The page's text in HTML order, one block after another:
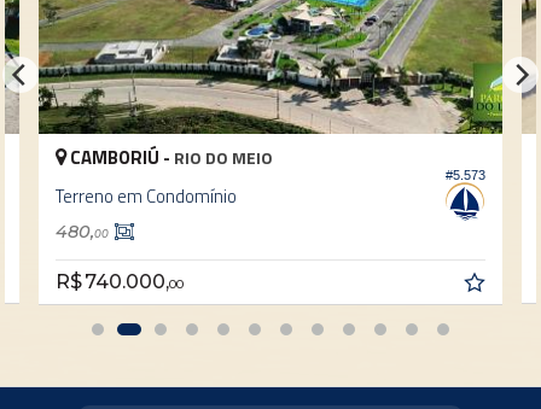
#5.573
CAMBORIÚ - RIO DO MEIO
Terreno em Condomínio
480,00
R$ 740.000,00